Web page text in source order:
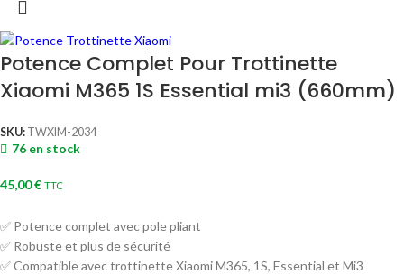
Potence Complet Pour Trottinette
Xiaomi M365 1S Essential mi3 (660mm)
SKU: TWXIM-2034
76 en stock
45,00€ TTC
✅ Potence complet avec pole pliant
✅ Robuste et plus de sécurité
✅ Compatible avec trottinette Xiaomi M365, 1S, Essential et Mi3